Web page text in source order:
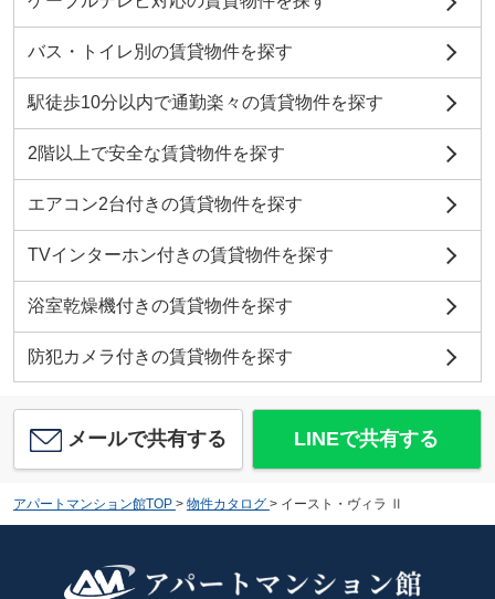
バス・トイレ別の賃貸物件を探す
駅徒歩10分以内で通勤楽々の賃貸物件を探す
2階以上で安全な賃貸物件を探す
エアコン2台付きの賃貸物件を探す
TVインターホン付きの賃貸物件を探す
浴室乾燥機付きの賃貸物件を探す
防犯カメラ付きの賃貸物件を探す
メールで共有する LINEで共有する
アパートマンション館TOP > 物件カタログ > イースト・ヴィラ Ⅱ